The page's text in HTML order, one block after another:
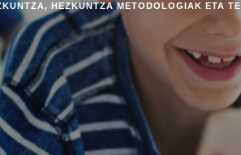
, HEZKUNTZA METODOLOGIAK ETA